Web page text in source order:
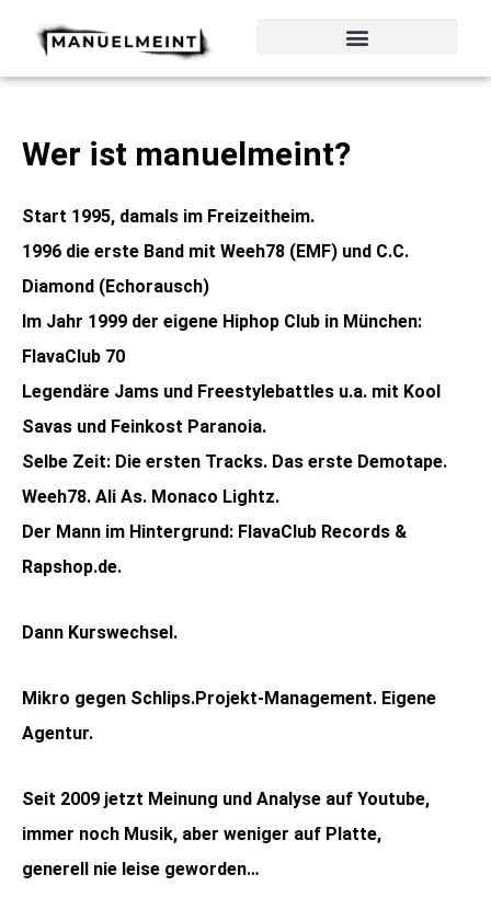
Inhalt
springen
Wer ist manuelmeint?
Start 1995, damals im Freizeitheim.
1996 die erste Band mit Weeh78 (EMF) und C.C.
Diamond (Echorausch)
Im Jahr 1999 der eigene Hiphop Club in München:
FlavaClub 70
Legendäre Jams und Freestylebattles u.a. mit Kool
Savas und Feinkost Paranoia.
Selbe Zeit: Die ersten Tracks. Das erste Demotape.
Weeh78. Ali As. Monaco Lightz.
Der Mann im Hintergrund: FlavaClub Records &
Rapshop.de.
Dann Kurswechsel.
Mikro gegen Schlips.Projekt-Management. Eigene
Agentur.
Seit 2009 jetzt Meinung und Analyse auf Youtube,
immer noch Musik, aber weniger auf Platte,
generell nie leise geworden…